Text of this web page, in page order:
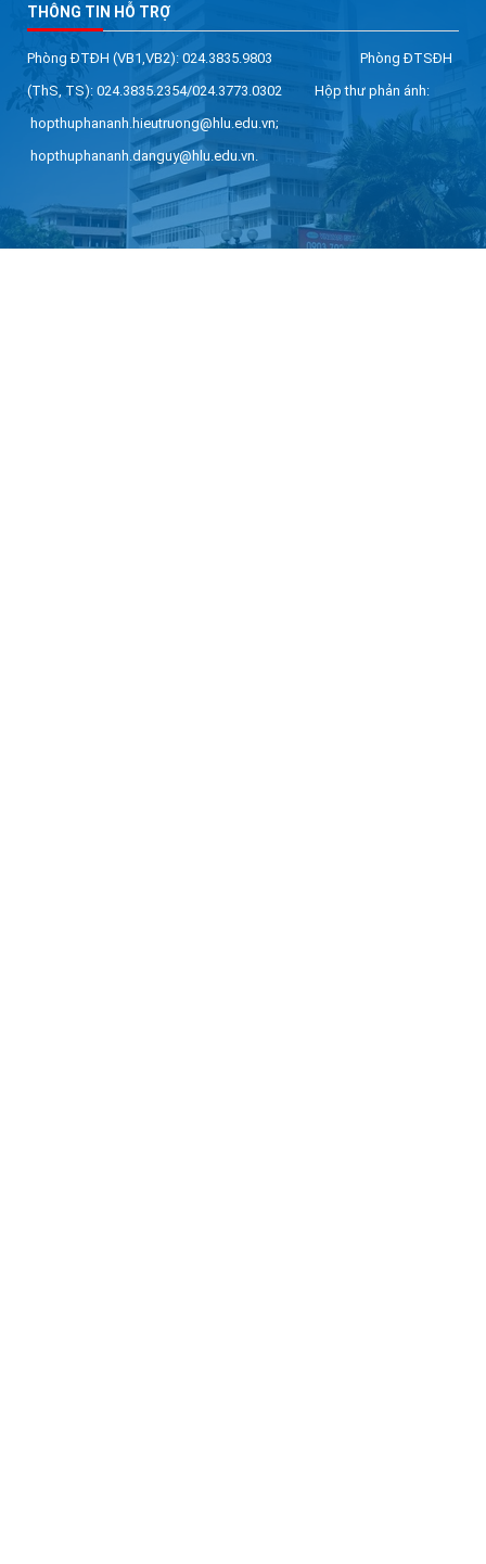
THÔNG TIN HỖ TRỢ
Phòng ĐTĐH (VB1,VB2): 024.3835.9803 Phòng ĐTSĐH
(ThS, TS): 024.3835.2354/024.3773.0302 Hộp thư phản ánh:
hopthuphananh.hieutruong@hlu.edu.vn;
hopthuphananh.danguy@hlu.edu.vn.